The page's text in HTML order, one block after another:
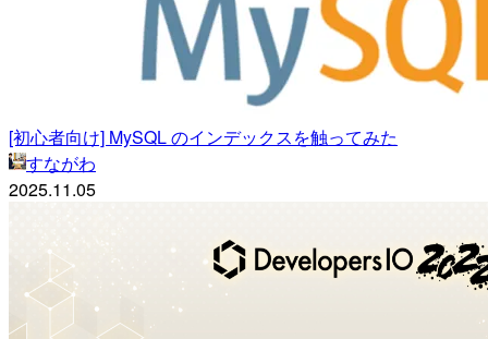
[初心者向け] MySQL のインデックスを触ってみた
すながわ
2025.11.05